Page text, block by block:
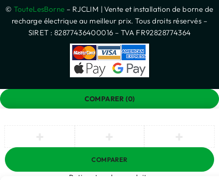
©TouteLesBorne – RJCLIM | Vente et installation de borne de
recharge électrique au meilleur prix. Tous droits réservés –
SIRET : 82877436400016 – TVA FR92828774364
COMPARER (0)
COMPARER
Retirez tous les produits